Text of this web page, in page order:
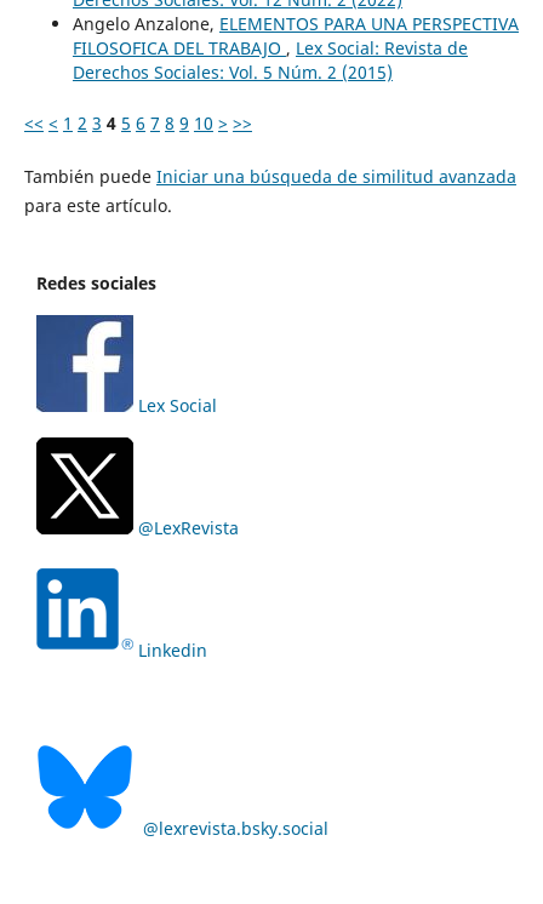
Angelo Anzalone, ELEMENTOS PARA UNA PERSPECTIVA
FILOSOFICA DEL TRABAJO , Lex Social: Revista de
Derechos Sociales: Vol. 5 Núm. 2 (2015)
<< < 1 2 3 4 5 6 7 8 9 10 > >>
También puede Iniciar una búsqueda de similitud avanzada
para este artículo.
Redes sociales
Lex Social
@LexRevista
Linkedin
@lexrevista.bsky.social